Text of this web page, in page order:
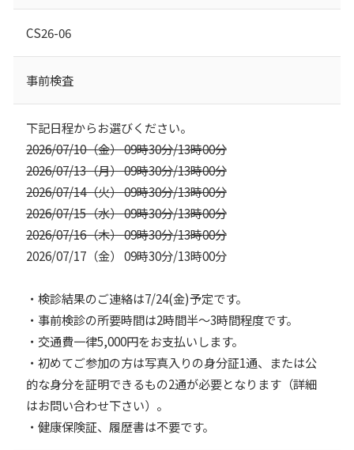
CS26-06
事前検査
下記日程からお選びください。
2026/07/10（⾦） 09時30分/13時00分
2026/07/13（⽉） 09時30分/13時00分
2026/07/14（⽕） 09時30分/13時00分
2026/07/15（⽔） 09時30分/13時00分
2026/07/16（⽊） 09時30分/13時00分
2026/07/17（⾦） 09時30分/13時00分
・検診結果のご連絡は7/24(⾦)予定です。
・事前検診の所要時間は2時間半〜3時間程度です。
・交通費⼀律5,000円をお⽀払いします。
・初めてご参加の⽅は写真⼊りの⾝分証1通、または公
的な⾝分を証明できるもの2通が必要となります（詳細
はお問い合わせ下さい）。
・健康保険証、履歴書は不要です。